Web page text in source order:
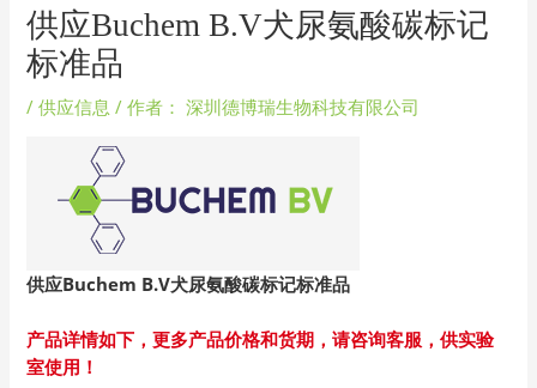
供应Buchem B.V犬尿氨酸碳标记
标准品
/供应信息 / 作者： 深圳德博瑞生物科技有限公司
供应Buchem B.V犬尿氨酸碳标记标准品
产品详情如下，更多产品价格和货期，请咨询客服，供实验
室使用！